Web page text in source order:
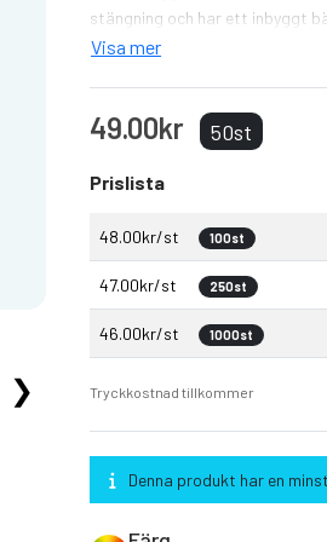
❯
stängning och har ett inbyggt
Visa mer
49.00kr 50st
Prislista
48.00kr/st 100st
47.00kr/st 250st
46.00kr/st 1000st
Tryckkostnad tillkommer
Denna produkt har en